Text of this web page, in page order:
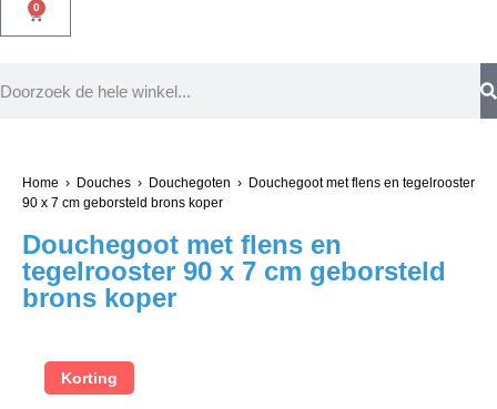
0
Home › Douches › Douchegoten › Douchegoot met flens en tegelrooster
90 x 7 cm geborsteld brons koper
Douchegoot met flens en
tegelrooster 90 x 7 cm geborsteld
brons koper
Korting